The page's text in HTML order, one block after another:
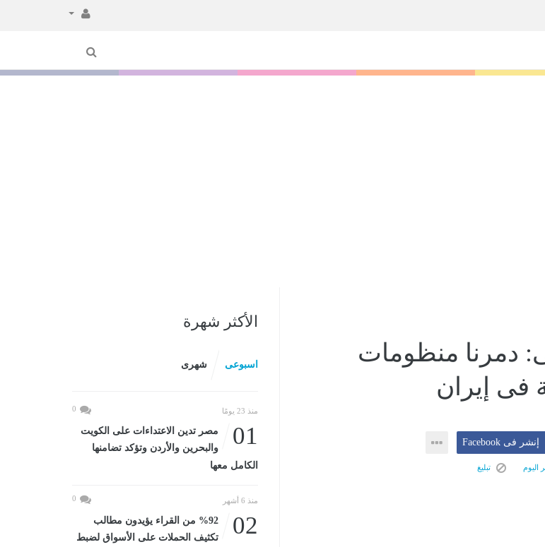
دمرنا منظومات
فى إيران
إنشر فى Facebook
اليوم تبليغ
الأكثر شهرة
اسبوعى شهرى
منذ 23 يومًا 0
01
مصر تدين الاعتداءات على الكويت
والبحرين والأردن وتؤكد تضامنها
الكامل معها
منذ 6 أشهر 0
02
%92 من القراء يؤيدون مطالب
تكثيف الحملات على الأسواق لضبط